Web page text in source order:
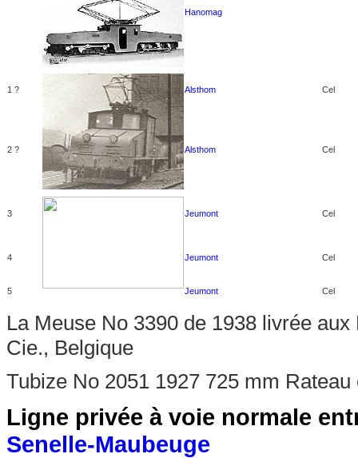
Hanomag
1 ? Alsthom Cel
2 ? Alsthom Cel
3 Jeumont Cel
4 Jeumont Cel
5 Jeumont Cel
La Meuse No 3390 de 1938 livrée
Cie., Belgique
Tubize No 2051 1927 725 mm Rateau
Ligne privée à voie normale
Senelle-Maubeuge